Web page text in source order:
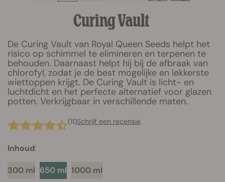
Curing Vault
De Curing Vault van Royal Queen Seeds helpt het
risico op schimmel te elimineren en terpenen te
behouden. Daarnaast helpt hij bij de afbraak van
chlorofyl, zodat je de best mogelijke en lekkerste
wiettoppen krijgt. De Curing Vault is licht- en
luchtdicht en het perfecte alternatief voor glazen
potten. Verkrijgbaar in verschillende maten.
(11)Schrijf een recensie
Inhoud:
300 ml 650 ml 1000 ml